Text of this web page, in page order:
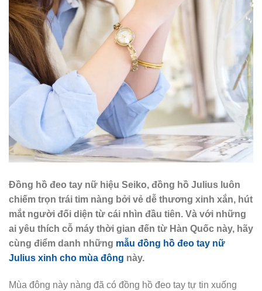
Đồng hồ đeo tay nữ hiệu Seiko, đồng hồ Julius luôn
chiếm trọn trái tim nàng bởi vẻ dễ thương xinh xắn, hút
mắt người đối diện từ cái nhìn đầu tiên. Và với những
ai yêu thích cỗ máy thời gian đến từ Hàn Quốc này, hãy
cùng điểm danh những mẫu đồng hồ đeo tay nữ
Julius xinh cho mùa đông này.
Mùa đông này nàng đã có đồng hồ đeo tay tự tin xuống